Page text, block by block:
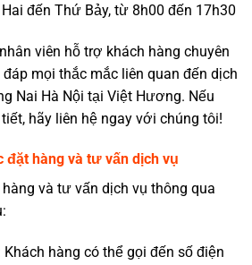
đến Thứ Bảy, từ 8h00 đến 17h30
viên hỗ trợ khách hàng chuyên
mọi thắc mắc liên quan đến dịch
Nai Hà Nội tại Việt Hương. Nếu
hãy liên hệ ngay với chúng tôi!
hàng và tư vấn dịch vụ
và tư vấn dịch vụ thông qua
Khách hàng có thể gọi đến số điện